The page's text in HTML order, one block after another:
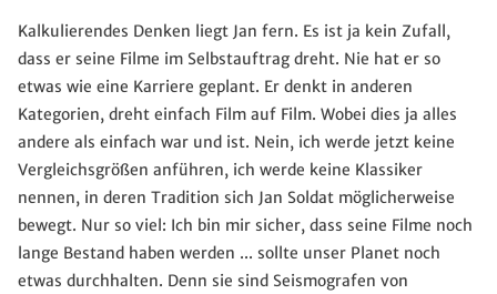
Kalkulierendes Denken liegt Jan fern. Es ist ja kein Zufall,
dass er seine Filme im Selbstauftrag dreht. Nie hat er so
etwas wie eine Karriere geplant. Er denkt in anderen
Kategorien, dreht einfach Film auf Film. Wobei dies ja alles
andere als einfach war und ist. Nein, ich werde jetzt keine
Vergleichsgrößen anführen, ich werde keine Klassiker
nennen, in deren Tradition sich Jan Soldat möglicherweise
bewegt. Nur so viel: Ich bin mir sicher, dass seine Filme noch
lange Bestand haben werden ... sollte unser Planet noch
etwas durchhalten. Denn sie sind Seismografen von